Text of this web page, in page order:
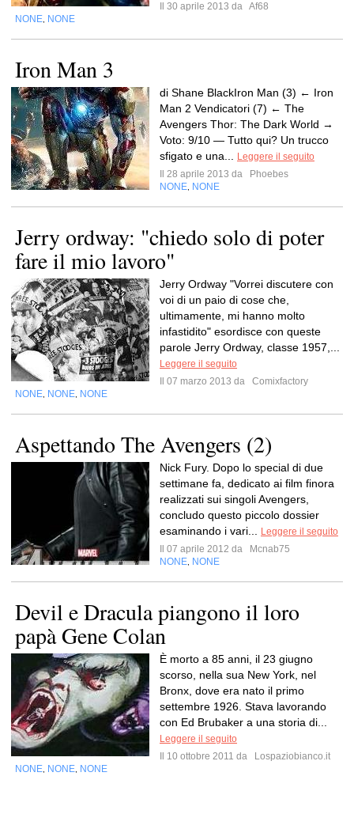
Il 30 aprile 2013 da Af68
NONE NONE
Iron Man 3
di Shane BlackIron Man (3) ← Iron
Man 2 Vendicatori (7) ← The
Avengers Thor: The Dark World →
Voto: 9/10 — Tutto qui? Un trucco
sfigato e una...
Leggere il seguito
Il 28 aprile 2013 da
Phoebes
NONE NONE
Jerry ordway: "chiedo solo di poter
fare il mio lavoro"
Jerry Ordway "Vorrei discutere con
voi di un paio di cose che,
ultimamente, mi hanno molto
infastidito" esordisce con queste
parole Jerry Ordway, classe 1957,...
Leggere il seguito
Il 07 marzo 2013 da
Comixfactory
NONE NONE NONE
Aspettando The Avengers (2)
Nick Fury. Dopo lo special di due
settimane fa, dedicato ai film finora
realizzati sui singoli Avengers,
concludo questo piccolo dossier
esaminando i vari...
Leggere il seguito
Il 07 aprile 2012 da
Mcnab75
NONE NONE
Devil e Dracula piangono il loro
papà Gene Colan
È morto a 85 anni, il 23 giugno
scorso, nella sua New York, nel
Bronx, dove era nato il primo
settembre 1926. Stava lavorando
con Ed Brubaker a una storia di...
Leggere il seguito
Il 10 ottobre 2011 da
Lospaziobianco.it
NONE NONE NONE